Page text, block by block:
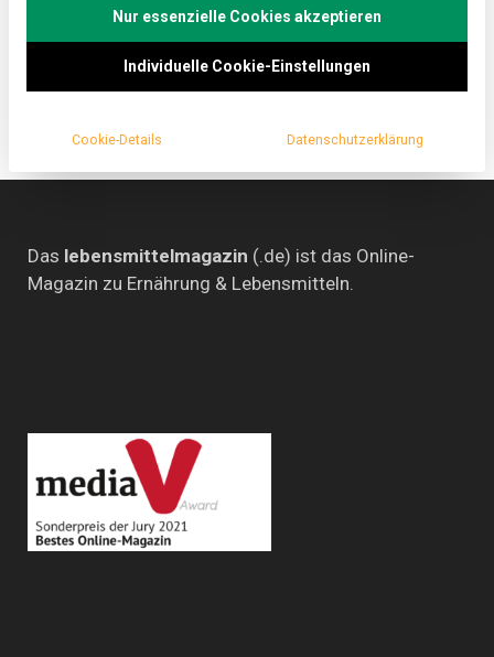
Lebensmittelverpackungsexpertin Dr. Sieglinde
Stähle gesprochen.
Das lebensmittelmagazin (.de) ist das Online-
Magazin zu Ernährung & Lebensmitteln.
Nur essenzielle Cookies akzeptieren
Individuelle Cookie-Einstellungen
Cookie-Details Datenschutzerklärung